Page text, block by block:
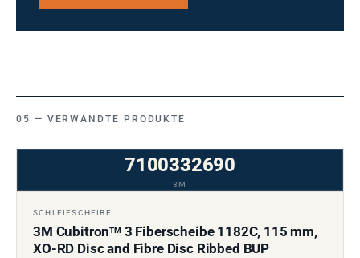
VERWANDTE PRODUKTE
7100332690
3M
SCHLEIFSCHEIBE
3M CubitronTM3 Fiberscheibe 1182C, 115 mm,
XO-RD Disc and Fibre Disc Ribbed BUP